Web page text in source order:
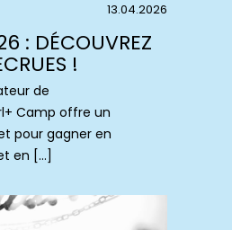
13.04.2026
: DÉCOUVREZ
!
de
Camp offre un
pour gagner en
en […]